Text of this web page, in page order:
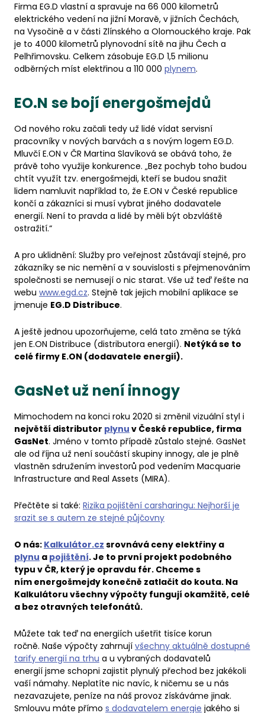
Firma EG.D vlastní a spravuje na 66 000 kilometrů
elektrického vedení na jižní Moravě, v jižních Čechách,
na Vysočině a v části Zlínského a Olomouckého kraje. Pak
je to 4000 kilometrů plynovodní sítě na jihu Čech a
Pelhřimovsku. Celkem zásobuje EG.D 1,5 milionu
odběrných míst elektřinou a 110 000 plynem.
EO.N se bojí energošmejdů
Od nového roku začali tedy už lidé vídat servisní
pracovníky v nových barvách a s novým logem EG.D.
Mluvčí E.ON v ČR Martina Slavíková se obává toho, že
právě toho využije konkurence. „Bez pochyb toho budou
chtít využít tzv. energošmejdi, kteří se budou snažit
lidem namluvit například to, že E.ON v České republice
končí a zákazníci si musí vybrat jiného dodavatele
energií. Není to pravda a lidé by měli být obzvláště
ostražití.“
A pro uklidnění: Služby pro veřejnost zůstávají stejné, pro
zákazníky se nic nemění a v souvislosti s přejmenováním
společnosti se nemusejí o nic starat. Vše už teď řešte na
webu www.egd.cz. Stejně tak jejich mobilní aplikace se
jmenuje EG.D Distribuce.
A ještě jednou upozorňujeme, celá tato změna se týká
jen E.ON Distribuce (distributora energií). Netýká se to
celé firmy E.ON (dodavatele energií).
GasNet už není innogy
Mimochodem na konci roku 2020 si změnil vizuální styl i
největší distributor plynu v České republice, firma
GasNet. Jméno v tomto případě zůstalo stejné. GasNet
ale od října už není součástí skupiny innogy, ale je plně
vlastněn sdružením investorů pod vedením Macquarie
Infrastructure and Real Assets (MIRA).
Přečtěte si také: Rizika pojištění carsharingu: Nejhorší je
srazit se s autem ze stejné půjčovny
O nás: Kalkulátor.cz srovnává ceny elektřiny a
plynu a pojištění. Je to první projekt podobného
typu v ČR, který je opravdu fér. Chceme s
ním energošmejdy konečně zatlačit do kouta. Na
Kalkulátoru všechny výpočty fungují okamžitě, celé
a bez otravných telefonátů.
Můžete tak teď na energiích ušetřit tisíce korun
ročně. Naše výpočty zahrnují všechny aktuálně dostupné
tarify energií na trhu a u vybraných dodavatelů
energií jsme schopni zajistit plynulý přechod bez jakékoli
vaší námahy. Neplatíte nic navíc, k ničemu se u nás
nezavazujete, peníze na náš provoz získáváme jinak.
Smlouvu máte přímo s dodavatelem energie jakého si